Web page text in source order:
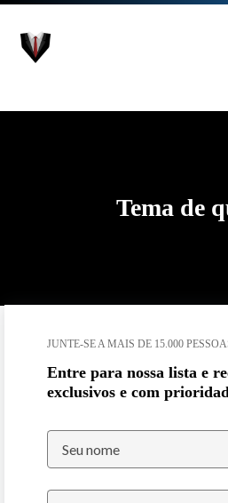
Tema de
JUNTE-SE A MAIS DE 15.000
Entre para nossa lista e
exclusivos e com